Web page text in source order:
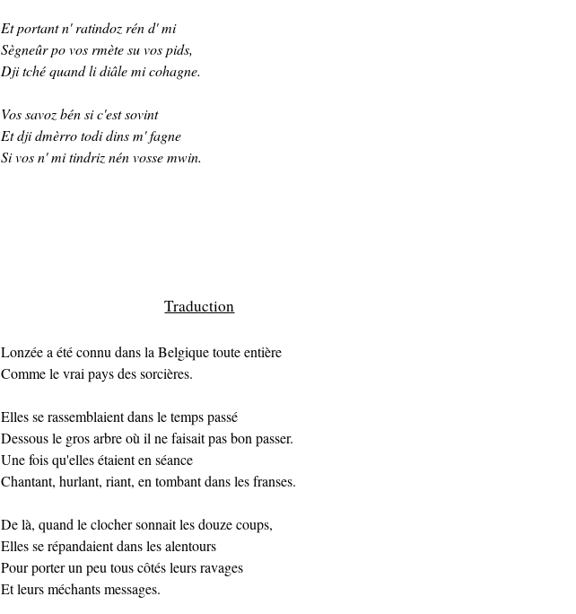
Et portant n' ratindoz rén d' mi
Sègneûr po vos rmète su vos pids,
Dji tché quand li diâle mi cohagne.
Vos savoz bén si c'est sovint
Et dji dmèrro todi dins m' fagne
Si vos n' mi tindriz nén vosse mwin.
Traduction
Lonzée a été connu dans la Belgique toute entière
Comme le vrai pays des sorcières.
Elles se rassemblaient dans le temps passé
Dessous le gros arbre où il ne faisait pas bon passer.
Une fois qu'elles étaient en séance
Chantant, hurlant, riant, en tombant dans les franses.
De là, quand le clocher sonnait les douze coups,
Elles se répandaient dans les alentours
Pour porter un peu tous côtés leurs ravages
Et leurs méchants messages.